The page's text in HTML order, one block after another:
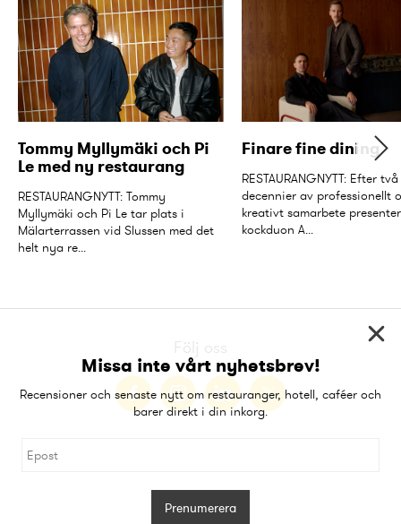
Tommy Myllymäki och Pi
Le med ny restaurang
RESTAURANGNYTT: Tommy
Myllymäki och Pi Le tar plats i
Mälarterrassen vid Slussen med det
helt nya re...
Finare fine dining
RESTAURANGNYTT: Efter två
decennier av professionellt
kreativt samarbete
kockduon A...
Följ oss
Missa inte vårt nyhetsbrev!
Recensioner och senaste nytt om restauranger, hotell, caféer och
barer direkt i din inkorg.
Prenumerera